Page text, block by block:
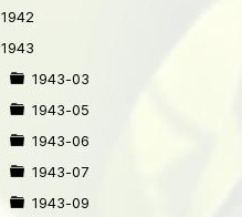
1942
1943
1943-03
1943-05
1943-06
1943-07
1943-09